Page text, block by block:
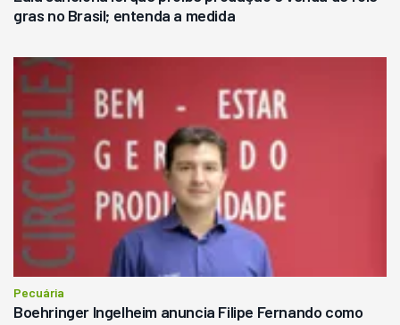
gras no Brasil; entenda a medida
Pecuária
Boehringer Ingelheim anuncia Filipe Fernando como